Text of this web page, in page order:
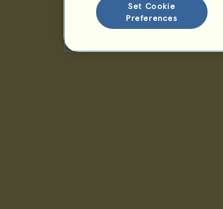
Set Cookie
Preferences